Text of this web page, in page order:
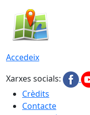
Accedeix
Xarxes socials:
Crèdits
Contacte